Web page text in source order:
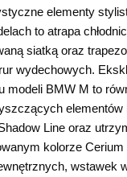
elementy
to atrapa
siatką oraz
wydechowych.
modeli BMW M to
elementów
Line oraz
kolorze Cerium
wstawek